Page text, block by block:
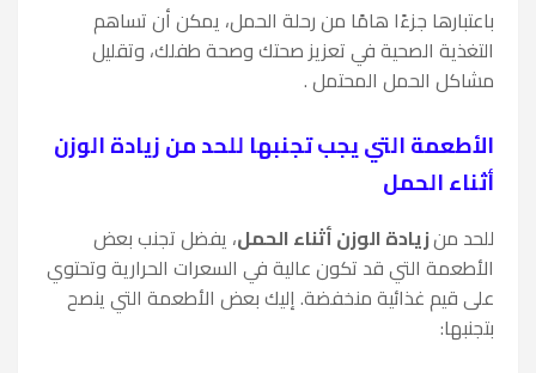
باعتبارها جزءًا هامًا من رحلة الحمل، يمكن أن تساهم
التغذية الصحية في تعزيز صحتك وصحة طفلك، وتقليل
مشاكل الحمل المحتمل .
الأطعمة التي يجب تجنبها للحد من زيادة الوزن
أثناء الحمل
للحد منزيادة الوزن أثناء الحمل، يفضل تجنب بعض
الأطعمة التي قد تكون عالية في السعرات الحرارية وتحتوي
على قيم غذائية منخفضة. إليك بعض الأطعمة التي ينصح
بتجنبها: